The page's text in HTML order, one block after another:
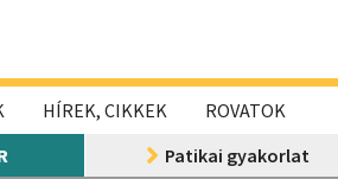
HÍREK, CIKKEK
ROVATOK
Patikai gyakorlat